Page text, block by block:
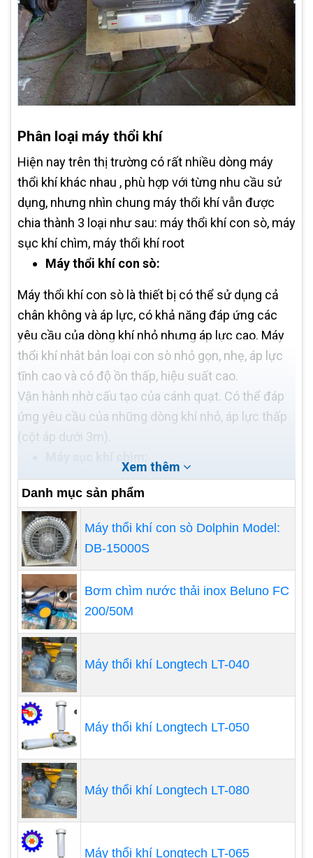
Phân loại máy thổi khí
Hiện nay trên thị trường có rất nhiều dòng máy
thổi khí khác nhau , phù hợp với từng nhu cầu sử
dụng, nhưng nhìn chung máy thổi khí vẫn được
chia thành 3 loại như sau: máy thổi khí con sò, máy
sục khí chìm, máy thổi khí root
Máy thổi khí con sò:
Máy thổi khí con sò là thiết bị có thể sử dụng cả
chân không và áp lực, có khả năng đáp ứng các
yêu cầu của dòng khí nhỏ nhưng áp lực cao. Máy
thổi khí nhât bản loại con sò nhỏ gọn, nhẹ, áp lực
tĩnh cao và có độ ồn thấp, hiệu suất cao.
Vận hành nhờ cấu tạo của cánh quạt. Có thể đáp
ứng yêu cầu của những dòng khí nhỏ, áp lực thấp
(cột áp dưới 3m).
Máy thổi khí chìm có chức năng giống như máy
thổi khí trên cạn nhưng có thể tiết kiệm được
không gian và chi phí lắp đặt.
Máy thổi khí kiểu root:
Có 2 thùy trở lên, công suất máy cao, cột áp có thể
lên đến 6-7m, áp lực khí thổi ra lớn.
Với những ưu điểm như:
Thiết kế đơn giản, gọn nhẹ dễ dàng di chuyển
hay đặt tại các vị trí linh hoạt
Xem thêm
Danh mục sản phẩm
Máy thổi khí con sò Dolphin Model:
DB-15000S
Bơm chìm nước thải inox Beluno FC
200/50M
Máy thổi khí Longtech LT-040
Máy thổi khí Longtech LT-050
Máy thổi khí Longtech LT-080
Máy thổi khí Longtech LT-065